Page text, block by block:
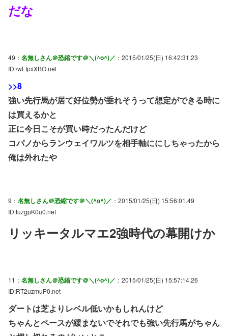
だな
49： 名無しさん＠恐縮です＠＼(^o^)／ ：2015/01/25(日) 16:42:31.23
ID:/wLIpxXBO.net
>>8
強い先行馬が居て好位勢が垂れそうって想定ができる時に
は買えるかと
正に今日こそが買い時だったんだけど
コパノからランウェイワルツを相手軸ににしちゃったから
俺は外れたや
9： 名無しさん＠恐縮です＠＼(^o^)／ ：2015/01/25(日) 15:56:01.49
ID:tuzgpK0u0.net
リッキータルマエ2強時代の幕開けか
11： 名無しさん＠恐縮です＠＼(^o^)／ ：2015/01/25(日) 15:57:14.26
ID:RT2uzmuP0.net
ダートは芝よりレベル低いかもしれんけど
ちゃんとペースが緩まないでそれでも強い先行馬がちゃん